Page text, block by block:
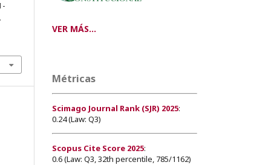
VER MÁS...
Métricas
Scimago Journal Rank (SJR) 2025:
0.24 (Law: Q3)
Scopus Cite Score 2025:
0.6 (Law: Q3, 32th percentile, 785/1162)